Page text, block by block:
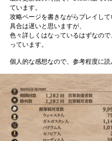
ています。
攻略ページを書きながらプレイし
具合は遅いと思いますが、
色々詳しくはなっているはずなの
っています。
個人的な感想なので、参考程度に読